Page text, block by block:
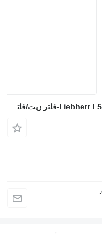
فلتر الزيت Liebherr L524-7090911/7090561-فلتر زيت/فلتر زيت لـ جرافة ذات عجلات